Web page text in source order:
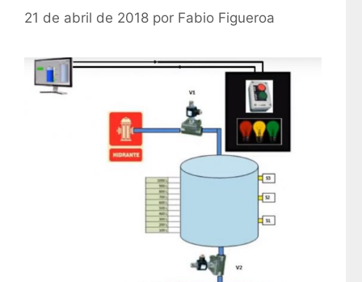
21 de abril de 2018 por Fabio Figueroa